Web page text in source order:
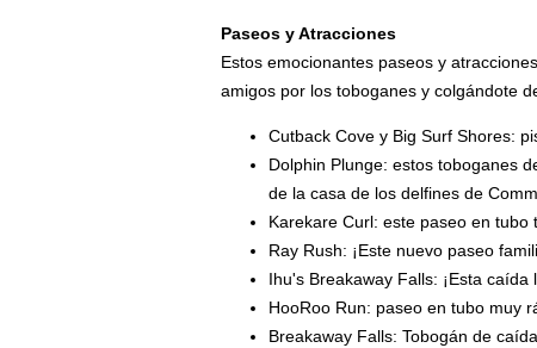
Paseos y Atracciones
Estos emocionantes paseos y
amigos por los toboganes y colgándote
Cutback Cove y Big Surf Shores:
Dolphin Plunge: estos toboganes
de la casa de los delfines de
Karekare Curl: este paseo en
Ray Rush: ¡Este nuevo paseo
Ihu's Breakaway Falls: ¡Esta
HooRoo Run: paseo en tubo muy
Breakaway Falls: Tobogán de